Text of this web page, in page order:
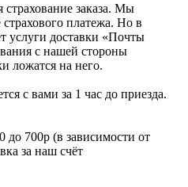
страхование заказа. Мы
платежа. Но в
услуги доставки «Почты
с нашей стороны
ложатся на него.
с вами за 1 час до приезда.
до 700р (в зависимости от
за наш счёт